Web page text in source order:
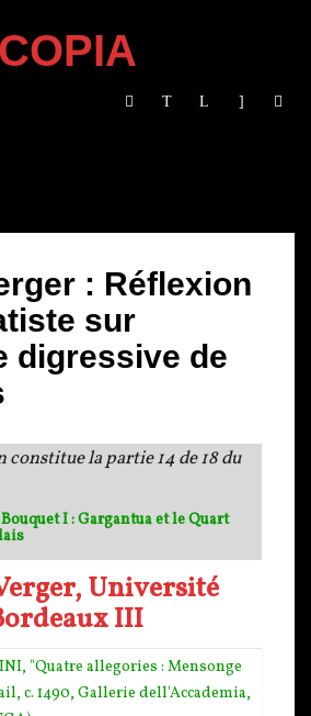
: Réflexion
sur
digressive de
constitue la partie 14 de 18 du
Bouquet I : Gargantua et le Quart
Université
III